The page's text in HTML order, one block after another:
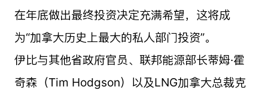
在年底做出最终投资决定充满希望，这将成
为“加拿大历史上最大的私人部门投资”。
伊比与其他省政府官员、联邦能源部长蒂姆·霍
奇森（Tim Hodgson）以及LNG加拿大总裁克